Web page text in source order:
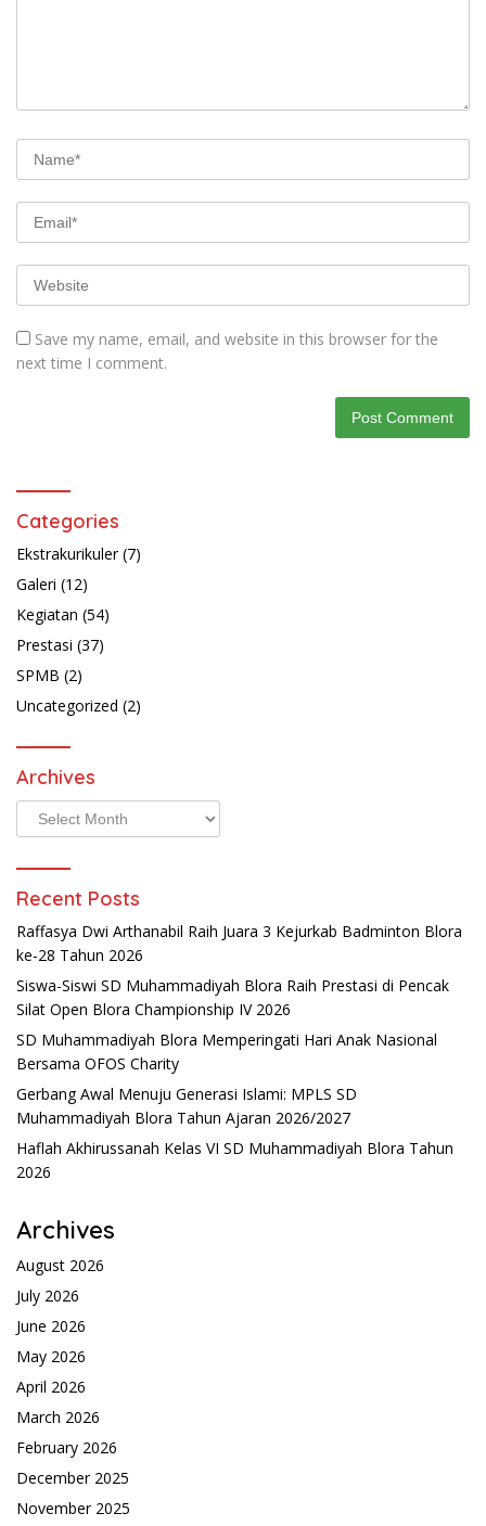
Save my name, email, and website in this browser for the
next time I comment.
Categories
Ekstrakurikuler(7)
Galeri (12)
Kegiatan (54)
Prestasi (37)
SPMB (2)
Uncategorized (2)
Archives
Archives
Recent Posts
Raffasya Dwi Arthanabil Raih Juara 3 Kejurkab Badminton Blora
ke-28 Tahun 2026
Siswa-Siswi SD Muhammadiyah Blora Raih Prestasi di Pencak
Silat Open Blora Championship IV 2026
SD Muhammadiyah Blora Memperingati Hari Anak Nasional
Bersama OFOS Charity
Gerbang Awal Menuju Generasi Islami: MPLS SD
Muhammadiyah Blora Tahun Ajaran 2026/2027
Haflah Akhirussanah Kelas VI SD Muhammadiyah Blora Tahun
2026
Archives
August 2026
July 2026
June 2026
May 2026
April 2026
March 2026
February 2026
December 2025
November 2025